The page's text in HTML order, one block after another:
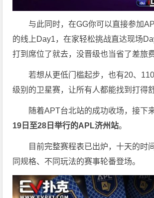
与此同时，在GG你可以直接参加
的线上Day1，在家轻松挑战直达现场
打到席位了就去，没晋级也当省了差旅费
若想从更低门槛起步，也有20、
级别的卫星赛，让所有人都能找到打得
随着APT台北站的成功收场，接下
19 日至28 日举行的APL济州站。
目前完整赛程表已出炉，十天的时
同规格、不同玩法的赛事轮番登场。